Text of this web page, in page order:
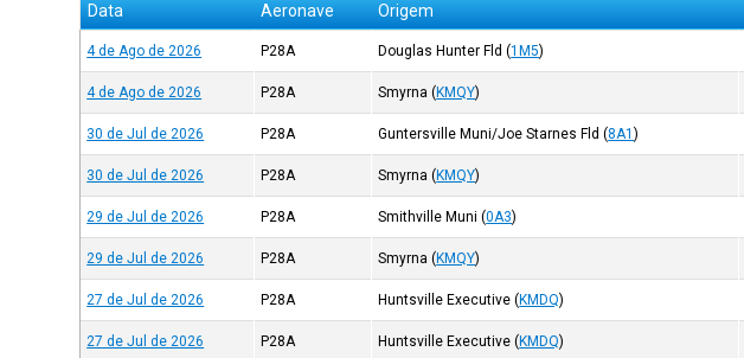
Data Aeronave Origem
4 de Ago de 2026 P28A Douglas Hunter Fld (1M5)
4 de Ago de 2026 P28A Smyrna (KMQY)
30 de Jul de 2026 P28A Guntersville Muni/Joe Starnes Fld (8A1)
30 de Jul de 2026 P28A Smyrna (KMQY)
29 de Jul de 2026 P28A Smithville Muni (0A3)
29 de Jul de 2026 P28A Smyrna (KMQY)
27 de Jul de 2026 P28A Huntsville Executive (KMDQ)
27 de Jul de 2026 P28A Huntsville Executive (KMDQ)